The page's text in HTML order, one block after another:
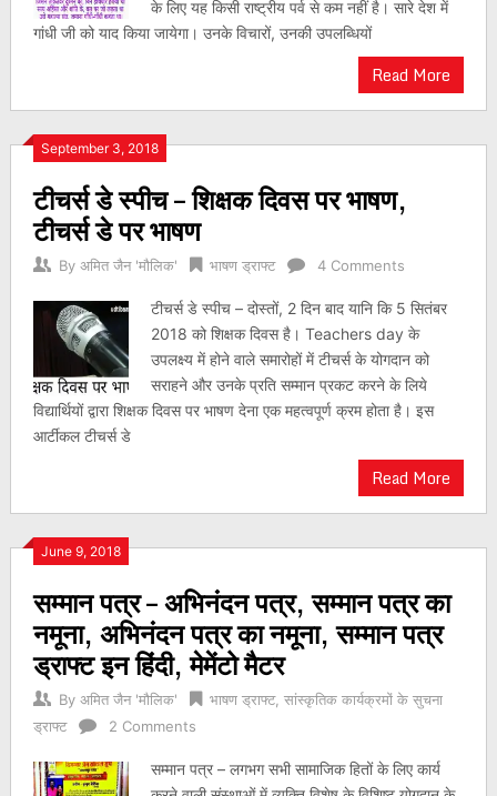
के लिए यह किसी राष्ट्रीय पर्व से कम नहीं है। सारे देश में
गांधी जी को याद किया जायेगा। उनके विचारों, उनकी उपलब्धियों
Read More
September 3, 2018
टीचर्स डे स्पीच – शिक्षक दिवस पर भाषण,
टीचर्स डे पर भाषण
By अमित जैन 'मौलिक' भाषण ड्राफ्ट 4 Comments
टीचर्स डे स्पीच – दोस्तों, 2 दिन बाद यानि कि 5 सितंबर
2018 को शिक्षक दिवस है। Teachers day के
उपलक्ष्य में होने वाले समारोहों में टीचर्स के योगदान को
सराहने और उनके प्रति सम्मान प्रकट करने के लिये
विद्यार्थियों द्वारा शिक्षक दिवस पर भाषण देना एक महत्वपूर्ण क्रम होता है। इस
आर्टीकल टीचर्स डे
Read More
June 9, 2018
सम्मान पत्र – अभिनंदन पत्र, सम्मान पत्र का
नमूना, अभिनंदन पत्र का नमूना, सम्मान पत्र
ड्राफ्ट इन हिंदी, मेमेंटो मैटर
By अमित जैन 'मौलिक' भाषण ड्राफ्ट, सांस्कृतिक कार्यक्रमों के सुचना
ड्राफ्ट
2 Comments
सम्मान पत्र – लगभग सभी सामाजिक हितों के लिए कार्य